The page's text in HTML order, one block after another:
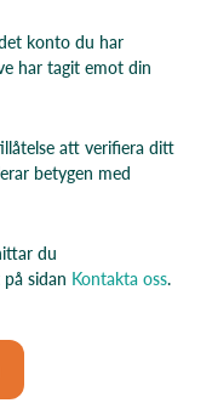
konto du har
har tagit emot din
att verifiera ditt
betygen med
du
sidan Kontakta oss.